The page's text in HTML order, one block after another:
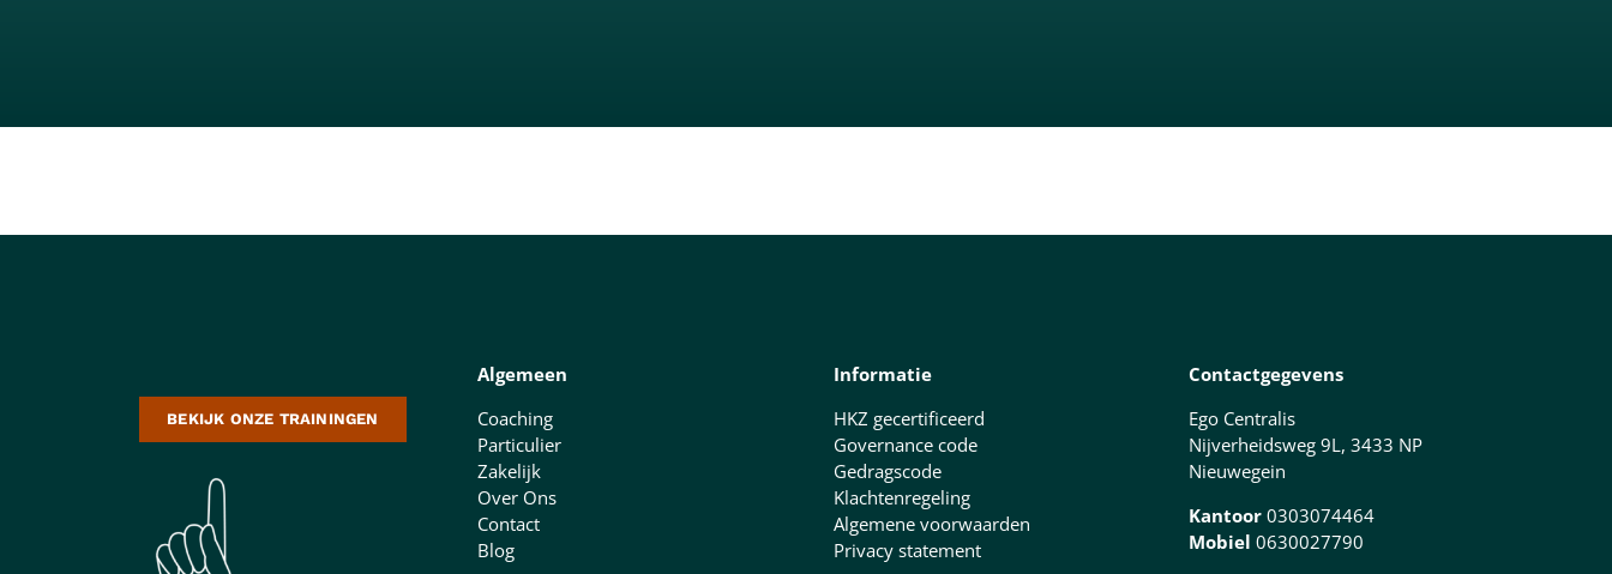
BEKIJK ONZE TRAININGEN
Algemeen
Coaching
Particulier
Zakelijk
Over Ons
Contact
Blog
Informatie
HKZ gecertificeerd
Governance code
Gedragscode
Klachtenregeling
Algemene voorwaarden
Privacy statement
Contactgegevens
Ego Centralis
Nijverheidsweg 9L, 3433 NP
Nieuwegein
Kantoor0303074464
Mobiel0630027790